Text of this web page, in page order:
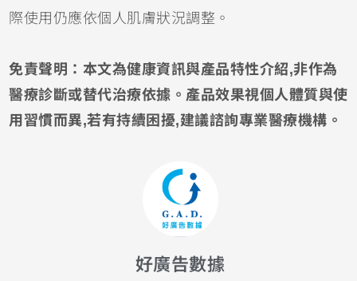
際使用仍應依個人肌膚狀況調整。
免責聲明：本文為健康資訊與產品特性介紹,非作為
醫療診斷或替代治療依據。產品效果視個人體質與使
用習慣而異,若有持續困擾,建議諮詢專業醫療機構。
好廣告數據